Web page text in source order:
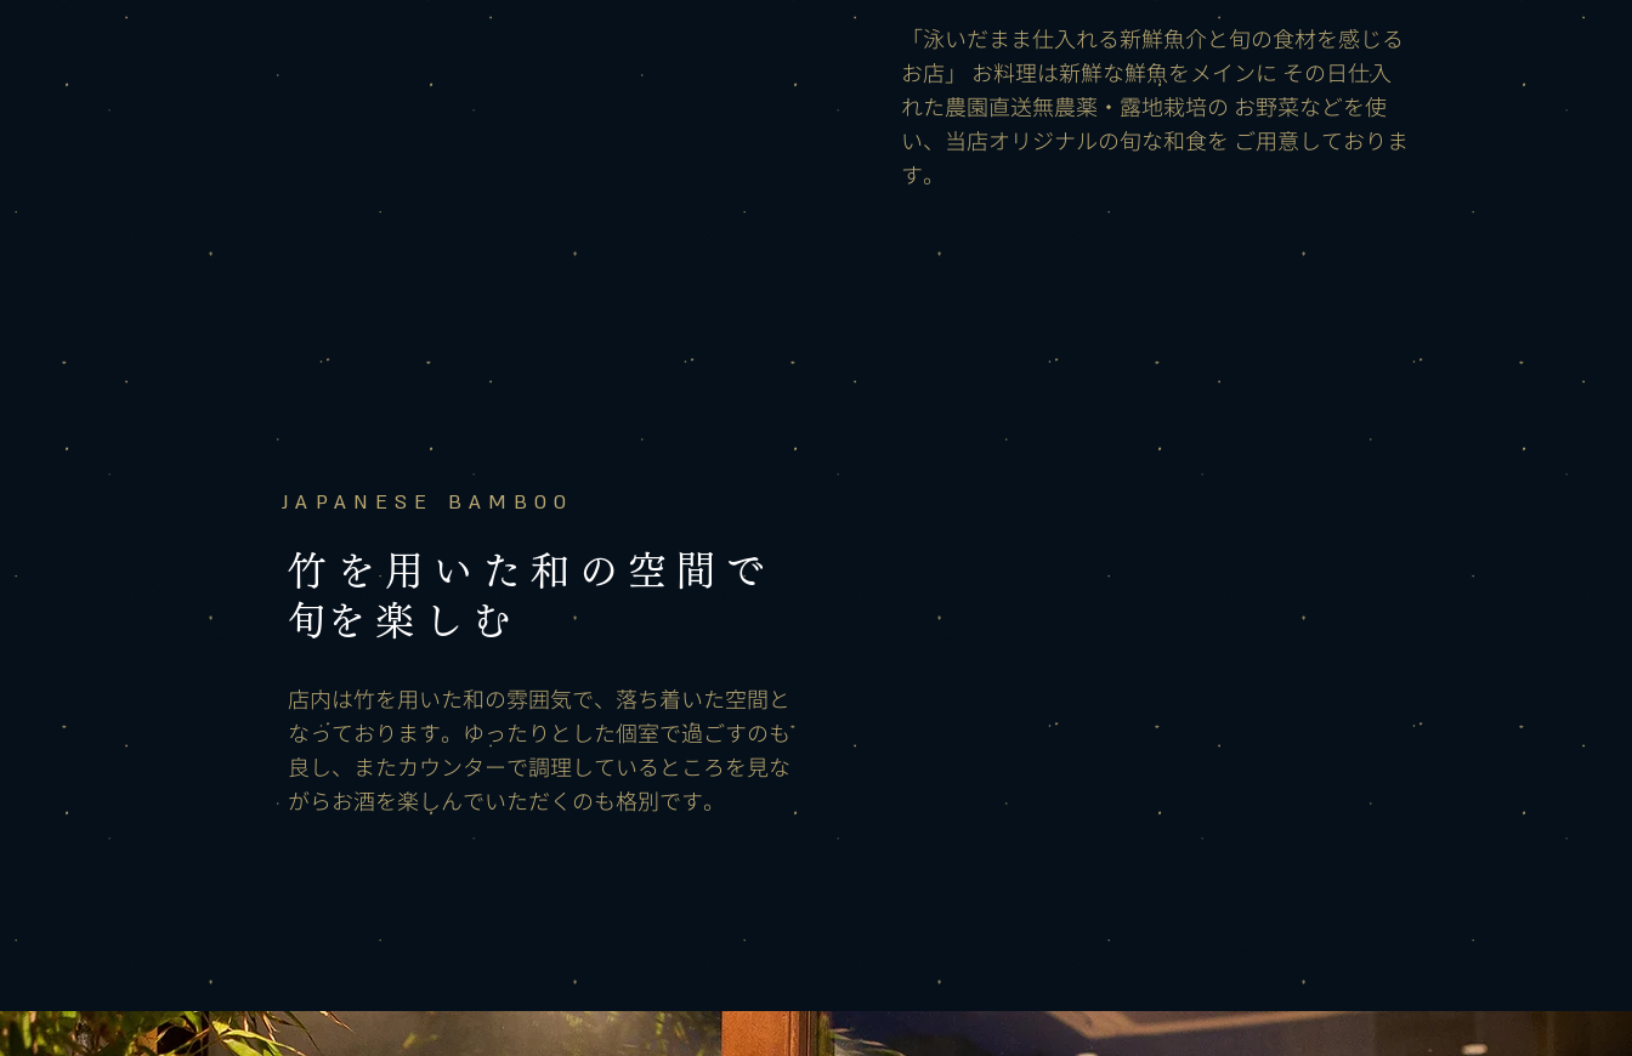
「泳いだまま仕入れる新鮮魚介と旬の食材を感じる
お店」 お料理は新鮮な鮮魚をメインに その日仕入
れた農園直送無農薬・露地栽培の お野菜などを使
い、当店オリジナルの旬な和食を ご用意しておりま
す。
JAPANESE BAMBOO
竹を用いた和の空間で
​旬を楽しむ
店内は竹を用いた和の雰囲気で、落ち着いた空間と
なっております。ゆったりとした個室で過ごすのも
良し、またカウンターで調理しているところを見な
がらお酒を楽しんでいただくのも格別です。